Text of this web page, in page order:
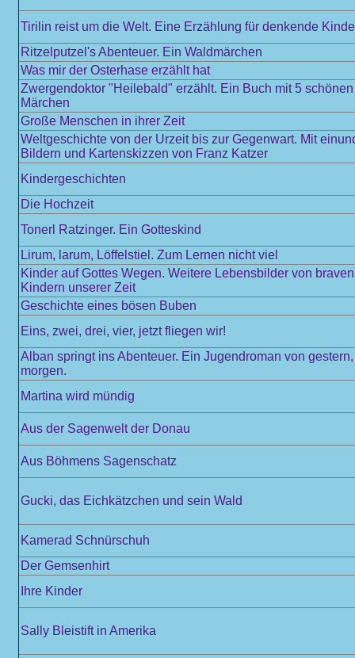
Tirilin reist um die Welt. Eine Erzählung für denkende
Ritzelputzel's Abenteuer. Ein Waldmärchen
Was mir der Osterhase erzählt hat
Zwergendoktor "Heilebald" erzählt. Ein Buch mit 5
Märchen
Große Menschen in ihrer Zeit
Weltgeschichte von der Urzeit bis zur Gegenwart. Mit
Bildern und Kartenskizzen von Franz Katzer
Kindergeschichten
Die Hochzeit
Tonerl Ratzinger. Ein Gotteskind
Lirum, larum, Löffelstiel. Zum Lernen nicht viel
Kinder auf Gottes Wegen. Weitere Lebensbilder von
Kindern unserer Zeit
Geschichte eines bösen Buben
Eins, zwei, drei, vier, jetzt fliegen wir!
Alban springt ins Abenteuer. Ein Jugendroman von
morgen.
Martina wird mündig
Aus der Sagenwelt der Donau
Aus Böhmens Sagenschatz
Gucki, das Eichkätzchen und sein Wald
Kamerad Schnürschuh
Der Gemsenhirt
Ihre Kinder
Sally Bleistift in Amerika